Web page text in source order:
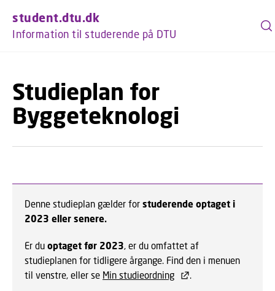
student.dtu.dk
Information til studerende på DTU
Studieplan for
Byggeteknologi
Denne studieplan gælder for studerende optaget i
2023 eller senere.
Er du optaget før 2023, er du omfattet af
studieplanen for tidligere årgange. Find den i menuen
til venstre, eller se Min studieordning .